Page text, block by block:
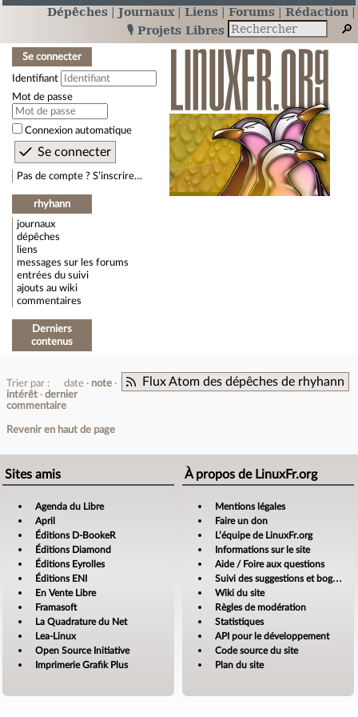
Dépêches Journaux Liens Forums
Rédaction
🎙️ Projets Libres
Se connecter
Identifiant
Mot de passe
Connexion automatique
Pas de compte ? S’inscrire…
rhyhann
journaux
dépêches
liens
messages sur les forums
entrées du suivi
ajouts au wiki
commentaires
Derniers
contenus
Flux Atom des dépêches de rhyhann
Trier par : date
note
intérêt
dernier
commentaire
Revenir en haut de page
Sites amis
Agenda du Libre
April
Éditions D-BookeR
Éditions Diamond
Éditions Eyrolles
Éditions ENI
En Vente Libre
Framasoft
La Quadrature du Net
Lea-Linux
Open Source Initiative
Imprimerie Grafik Plus
À propos de LinuxFr.org
Mentions légales
Faire un don
L’équipe de LinuxFr.org
Informations sur le site
Aide / Foire aux questions
Suivi des suggestions et bogues
Wiki du site
Règles de modération
Statistiques
API pour le développement
Code source du site
Plan du site